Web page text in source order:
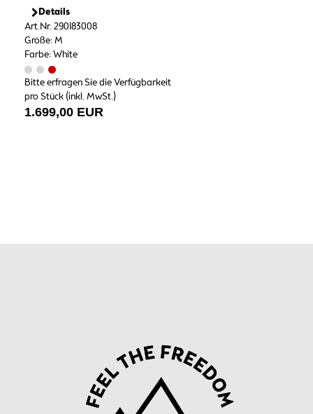
Details
Art.Nr. 290183008
Größe: M
Farbe: White
Bitte erfragen Sie die Verfügbarkeit
pro Stück (inkl. MwSt.)
1.699,00 EUR